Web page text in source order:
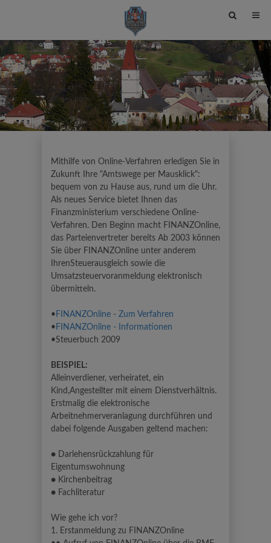
Site
toggle
Mithilfe von Online-Verfahren erledigen Sie in
Zukunft Ihre "Amtswege per Mausklick":
bequem von zu Hause aus, rund um die Uhr.
Als neues Service bietet Ihnen das
Finanzministerium verschiedene Online-
Verfahren. Den Beginn macht FINANZOnline,
das Parteienvertreter bereits Ab 2003 können
Sie über FINANZOnline unter anderem
IhrenSteuerausgleich sowie die
Umsatzsteuervoranmeldung elektronisch
übermitteln.
• FINANZOnline - Zum Verfahren
• FINANZOnline - Informationen
•Steuerbuch 2009
BEISPIEL:
Alleinverdiener, verheiratet, ein
Kind,Angestellter mit einem Dienstverhältnis.
Erstmalig die elektronische
Arbeitnehmerveranlagung durchführen und
dabei folgende Ausgaben geltend machen:
● Darlehensrückzahlung für
Eigentumswohnung
● Kirchenbeitrag
● Fachliteratur
Wie gehe ich vor?
1. Erstanmeldung zu FINANZOnline